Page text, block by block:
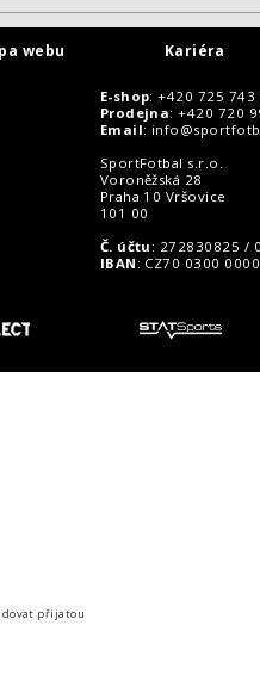
webu Kariéra
E-shop: +420 725 743
Prodejna: +420 720
Email:
SportFotbal s.r.o.
Voroněžská 28
Praha 10 Vršovice
101 00
Č. účtu : 272830825 /
IBAN : CZ70 0300
přijatou